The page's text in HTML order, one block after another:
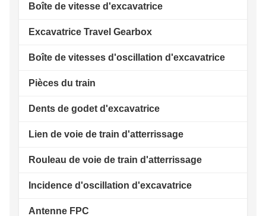
Boîte de vitesse d'excavatrice
Excavatrice Travel Gearbox
Boîte de vitesses d'oscillation d'excavatrice
Pièces du train
Dents de godet d'excavatrice
Lien de voie de train d'atterrissage
Rouleau de voie de train d'atterrissage
Incidence d'oscillation d'excavatrice
Antenne FPC